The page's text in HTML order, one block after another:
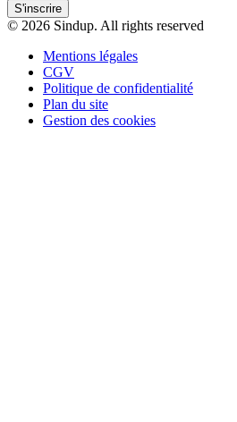
S'inscrire
© 2026 Sindup. All rights reserved
Mentions légales
CGV
Politique de confidentialité
Plan du site
Gestion des cookies